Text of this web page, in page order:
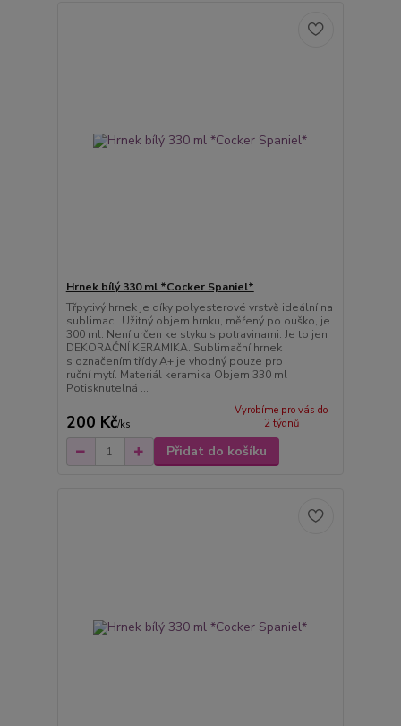
Hrnek bílý 330 ml *Cocker Spaniel*
Třpytivý hrnek je díky polyesterové vrstvě ideální na
sublimaci. Užitný objem hrnku, měřený po ouško, je
300 ml. Není určen ke styku s potravinami. Je to jen
DEKORAČNÍ KERAMIKA. Sublimační hrnek
s označením třídy A+ je vhodný pouze pro
ruční mytí. Materiál keramika Objem 330 ml
Potisknutelná ...
200 Kč/ks
Vyrobíme pro vás do
2 týdnů
Přidat do košíku